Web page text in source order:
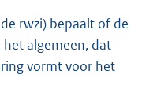
rwzi) bepaalt of de
algemeen, dat
vormt voor het